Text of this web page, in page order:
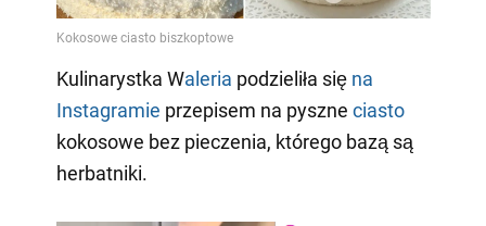
Kulinarystka Waleria podzieliła się na
Instagramie przepisem na pyszne ciasto
kokosowe bez pieczenia, którego bazą są
herbatniki.